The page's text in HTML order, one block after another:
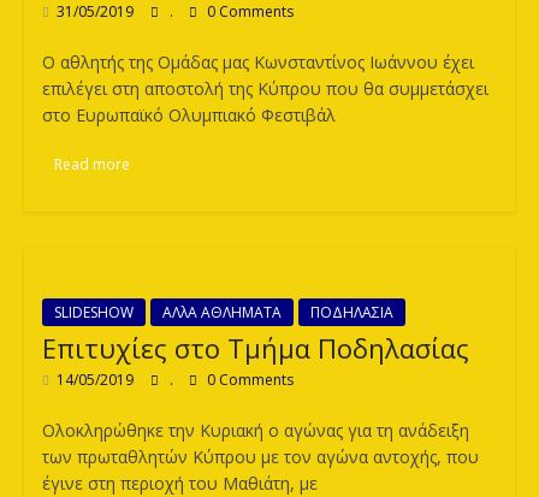
31/05/2019 . 0 Comments
O αθλητής της Ομάδας μας Κωνσταντίνος Ιωάννου έχει
επιλέγει στη αποστολή της Κύπρου που θα συμμετάσχει
στο Ευρωπαϊκό Ολυμπιακό Φεστιβάλ
Read more
SLIDESHOW ΑΛλΑ ΑΘΛΗΜΑΤΑ ΠΟΔΗΛΑΣΙΑ
Επιτυχίες στο Τμήμα Ποδηλασίας
14/05/2019 . 0 Comments
Ολοκληρώθηκε την Κυριακή ο αγώνας για τη ανάδειξη
των πρωταθλητών Κύπρου με τον αγώνα αντοχής, που
έγινε στη περιοχή του Μαθιάτη, με